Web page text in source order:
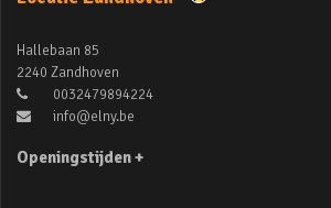
Hallebaan 85
2240 Zandhoven
0032479894224
info@elny.be
Openingstijden +